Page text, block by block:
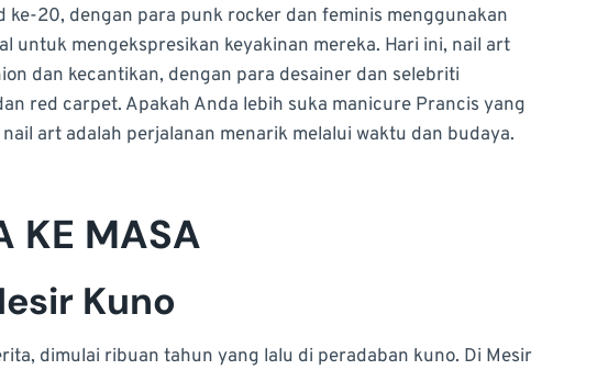
ke-20, dengan para punk rocker dan feminis menggunakan
untuk mengekspresikan keyakinan mereka. Hari ini, nail art
dan kecantikan, dengan para desainer dan selebriti
red carpet. Apakah Anda lebih suka manicure Prancis yang
art adalah perjalanan menarik melalui waktu dan budaya.
KE MASA
Kuno
dimulai ribuan tahun yang lalu di peradaban kuno. Di Mesir